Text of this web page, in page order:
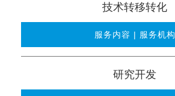
技术转移转化
服务内容 | 服务机构
研究开发